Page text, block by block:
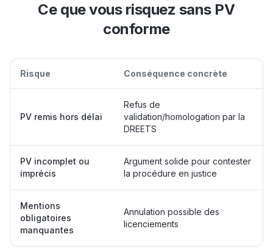
Ce que vous risquez sans PV
conforme
Risque Conséquence concrète
PV remis hors délai
Refus de
validation/homologation par la
DREETS
PV incomplet ou
imprécis
Argument solide pour contester
la procédure en justice
Mentions
obligatoires
manquantes
Annulation possible des
licenciements